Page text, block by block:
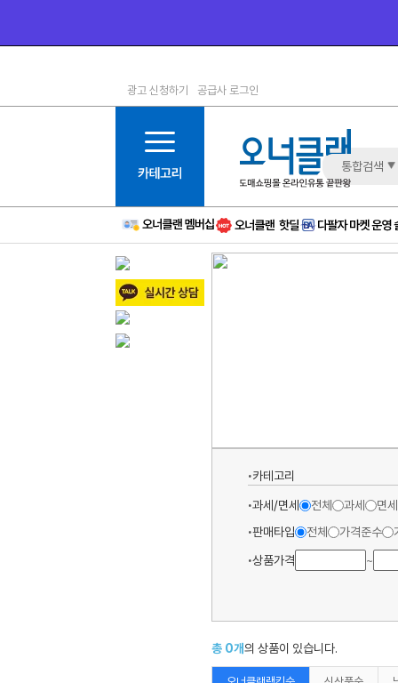
1등급
6등급
11등급
12등급
15등급
16등급
17등급
신규
주의
BAD
광고 신청하기 공급사 로그인
통합검색
카테고리
과세/면세
전체 과세
면세
판매타입
전체 가격준수
상품가격
~
총 0개의 상품이 있습니다.